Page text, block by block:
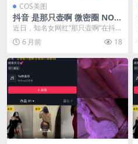
COS美图
抖音 是那只壶啊 微密圈 NO.0
13期 【97P4V】(抖音上的是
近日，知名女网红“那只壶啊”在抖音
和微密圈分享了最新一期 NO.013
期的内容...
6 月前 18